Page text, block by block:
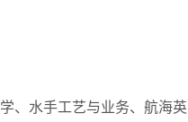
、水手工艺与业务、航海英